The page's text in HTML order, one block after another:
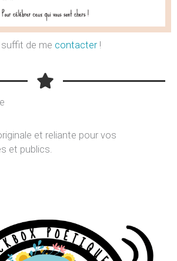
suffit de me contacter !
et reliante pour vos
et publics.